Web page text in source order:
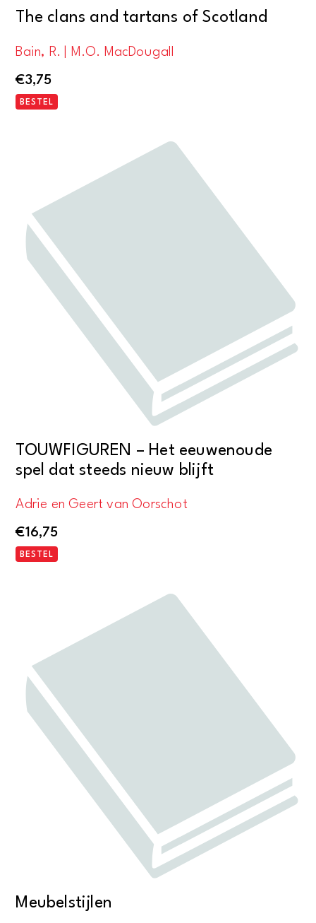
The clans and tartans of Scotland
Bain, R. | M.O. MacDougall
€3,75
BESTEL
TOUWFIGUREN – Het eeuwenoude
spel dat steeds nieuw blijft
Adrie en Geert van Oorschot
€16,75
BESTEL
Meubelstijlen